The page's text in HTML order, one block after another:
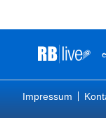
Impressum